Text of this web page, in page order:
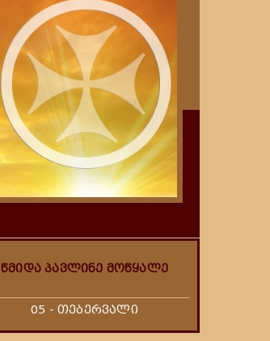
წმიდა პავლინე მოწყალე
05 - თებერვალი